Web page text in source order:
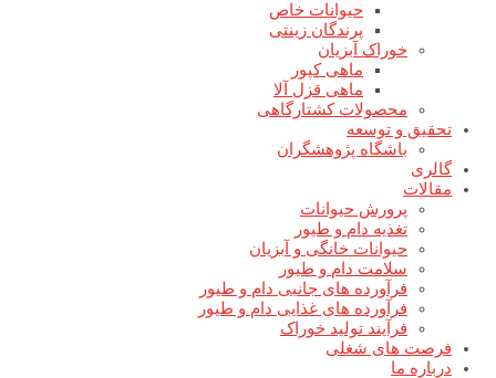
حیوانات خاص
پرندگان زینتی
خوراک آبزیان
ماهی کپور
ماهی قزل آلا
محصولات کشتارگاهی
تحقیق و توسعه
باشگاه پژوهشگران
گالری
مقالات
پرورش حیوانات
تغذیه دام و طیور
حیوانات خانگی و آبزیان
سلامت دام و طیور
فرآورده های جانبی دام و طیور
فرآورده های غذایی دام و طیور
فرآیند تولید خوراک
فرصت های شغلی
درباره ما